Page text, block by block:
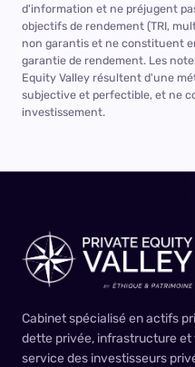
d'information et ne préjugent
objectifs de rendement (TRI,
non garantis et ne constituent
garantie de rendement. Les
Equity Valley résultent d'une
subjective et perfectible, et ne
investissement.
Cabinet spécialisé en actifs
dette privée, infrastructure et
service des investisseurs